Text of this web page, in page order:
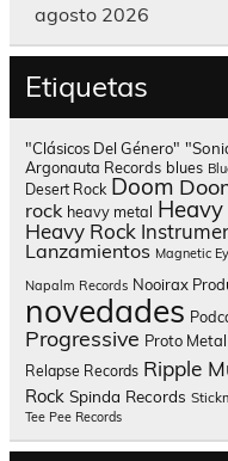
agosto 2026
Etiquetas
"Clásicos Del Género"
Argonauta Records blues
Desert Rock Doom
rock heavy metal
Heavy Rock
Lanzamientos Magnetic
Napalm Records Nooirax
novedades
Progressive Proto Metal
Relapse Records Ripple
Rock Spinda Records
Tee Pee Records